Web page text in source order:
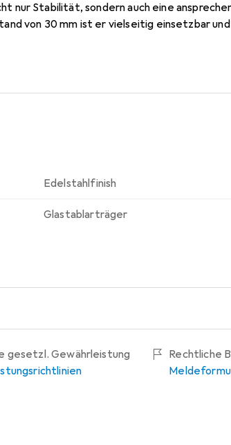
nur Stabilität, sondern auch eine
von 30 mm ist er vielseitig einsetzbar
sich ideal für Regale, Vitrinen oder als Teil
Edelstahlfinish
Glastablarträger
gesetzl. Gewährleistung
Rechtliche